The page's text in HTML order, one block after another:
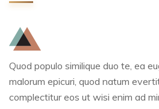
Quod populo similique duo te, ea
malorum epicuri, quod natum
complectitur eos ut wisi enim ad